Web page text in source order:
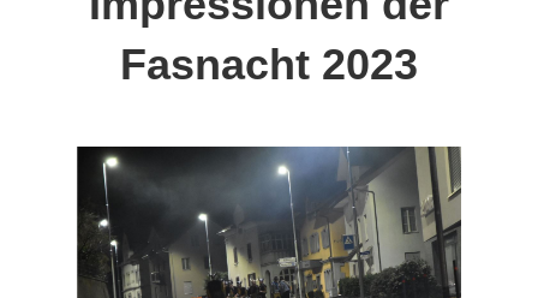
Fasnacht 2023